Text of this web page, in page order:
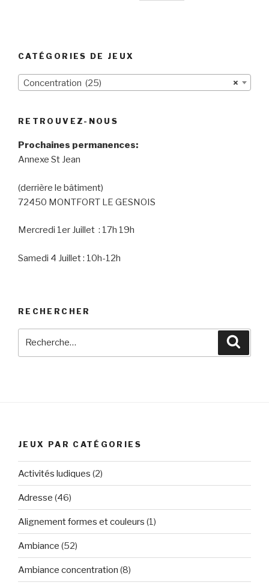
CATÉGORIES DE JEUX
×
Concentration (25)
RETROUVEZ-NOUS
Prochaines permanences:
Annexe St Jean
(derrière le bâtiment)
72450 MONTFORT LE GESNOIS
Mercredi 1er Juillet : 17h 19h
Samedi 4 Juillet : 10h-12h
RECHERCHER
JEUX PAR CATÉGORIES
Activités ludiques (2)
Adresse (46)
Alignement formes et couleurs (1)
Ambiance (52)
Ambiance concentration (8)